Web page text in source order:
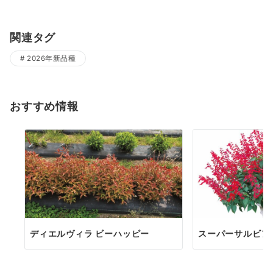
関連タグ
2026年新品種
おすすめ情報
ディエルヴィラ ビーハッピー スーパーサルビア